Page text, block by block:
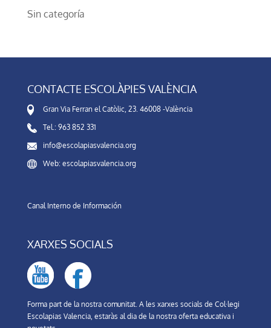
Sin categoría
CONTACTE ESCOLÀPIES VALÈNCIA
Gran Via Ferran el Catòlic, 23. 46008 -València
Tel.: 963 852 331
info@escolapiasvalencia.org
Web: escolapiasvalencia.org
Canal Interno de Información
XARXES SOCIALS
Forma part de la nostra comunitat. A les xarxes socials de Col·legi
Escolapias Valencia, estaràs al dia de la nostra oferta educativa i